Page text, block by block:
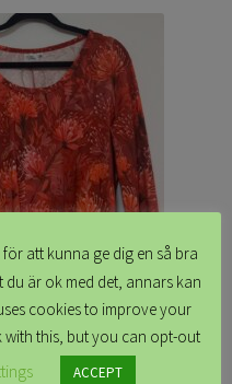
att kunna ge dig en så bra
är ok med det, annars kan
cookies to improve your
with this, but you can opt-out
ACCEPT